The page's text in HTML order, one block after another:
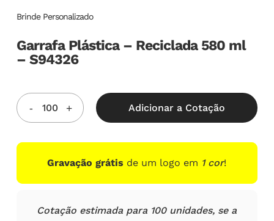
Brinde Personalizado
Garrafa Plástica – Reciclada 580 ml
– S94326
Adicionar a Cotação
Gravação grátis de um logo em 1 cor!
Cotação estimada para 100 unidades, se a